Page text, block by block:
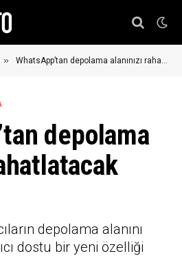
» WhatsApp’tan depolama alanınızı rahatlatacak yenilik
depolama
depolama alanını
dostu bir yeni özelliği